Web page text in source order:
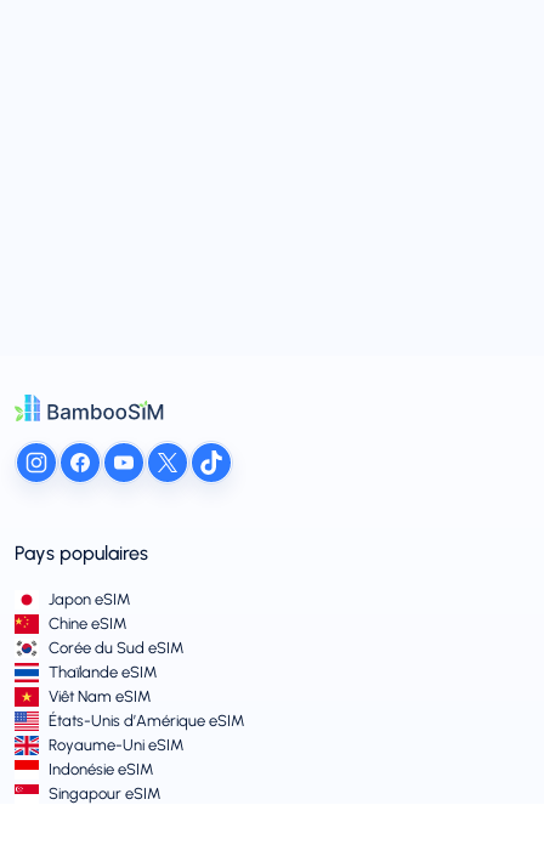
Pays populaires
Japon eSIM
Chine eSIM
Corée du Sud eSIM
Thaïlande eSIM
Viêt Nam eSIM
États-Unis d’Amérique eSIM
Royaume-Uni eSIM
Indonésie eSIM
Singapour eSIM